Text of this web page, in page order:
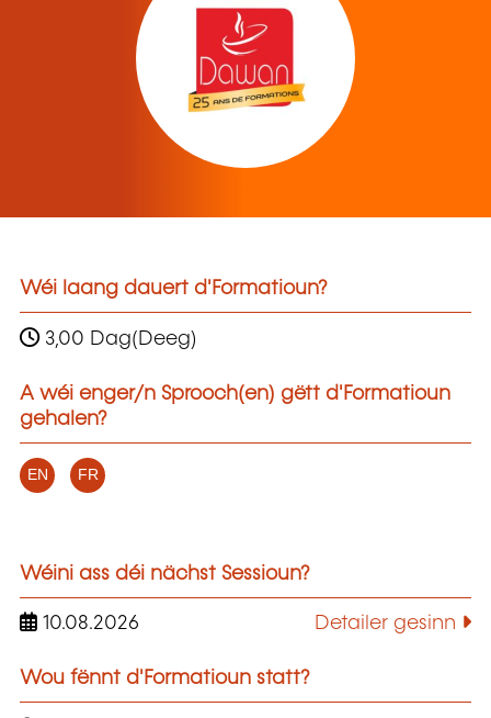
Wéi laang dauert d'Formatioun?
3,00 Dag(Deeg)
A wéi enger/n Sprooch(en) gëtt d'Formatioun
gehalen?
EN FR
Wéini ass déi nächst Sessioun?
10.08.2026 Detailer gesinn
Wou fënnt d'Formatioun statt?